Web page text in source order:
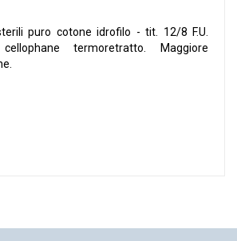
puro cotone idrofilo - tit. 12/8 F.U.
termoretratto. Maggiore